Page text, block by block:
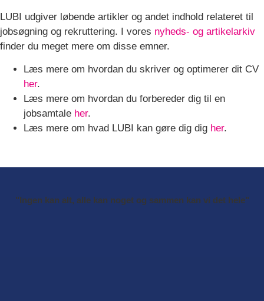
LUBI udgiver løbende artikler og andet indhold relateret til
jobsøgning og rekruttering. I vores nyheds- og artikelarkiv
finder du meget mere om disse emner.
Læs mere om hvordan du skriver og optimerer dit CV
her.
Læs mere om hvordan du forbereder dig til en
jobsamtale her.
Læs mere om hvad LUBI kan gøre dig dig her.
"Ingen kan alt, alle kan noget og sammen kan vi det hele"